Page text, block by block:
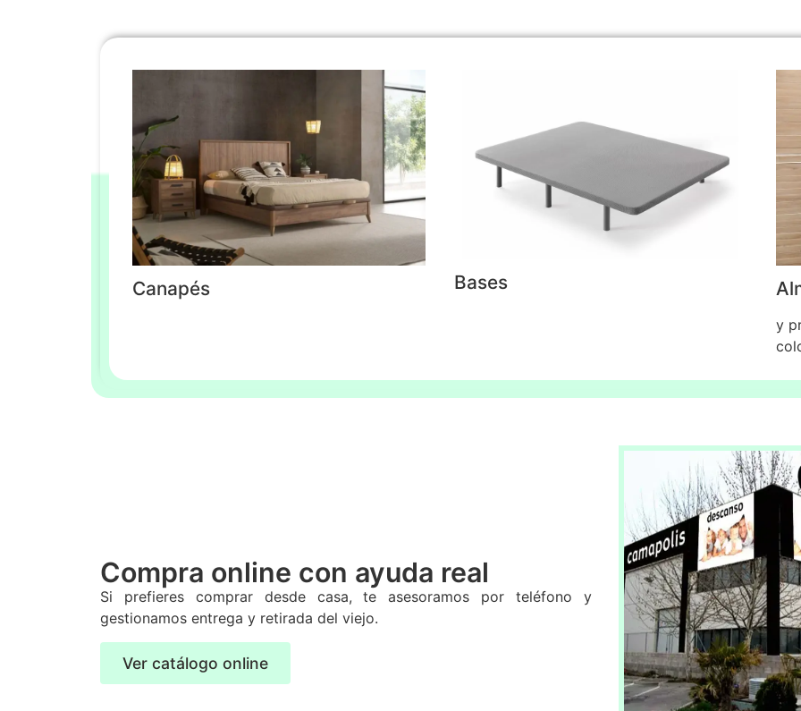
Canapés Bases
y
Compra online con ayuda real
Si prefieres comprar desde casa, te asesoramos por teléfono y
gestionamos entrega y retirada del viejo.
Ver catálogo online